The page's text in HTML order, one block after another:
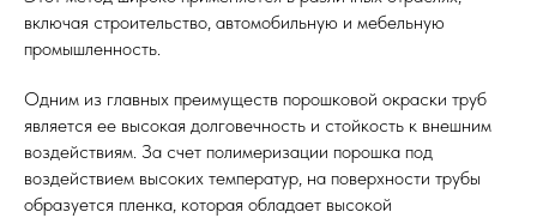
включая строительство, автомобильную и мебельную
промышленность.
Одним из главных преимуществ порошковой окраски труб
является ее высокая долговечность и стойкость к внешним
воздействиям. За счет полимеризации порошка под
воздействием высоких температур, на поверхности трубы
образуется пленка, которая обладает высокой